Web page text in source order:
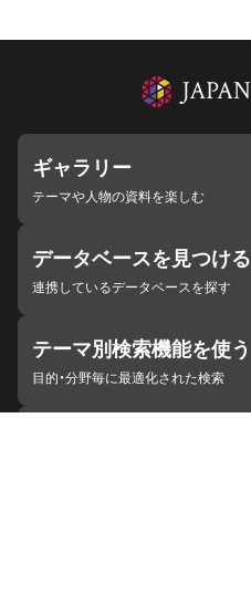
ギャラリー
テーマや人物の資料を楽しむ
データベースを見つける
連携しているデータベースを探す
テーマ別検索機能を使う
目的・分野毎に最適化された検索